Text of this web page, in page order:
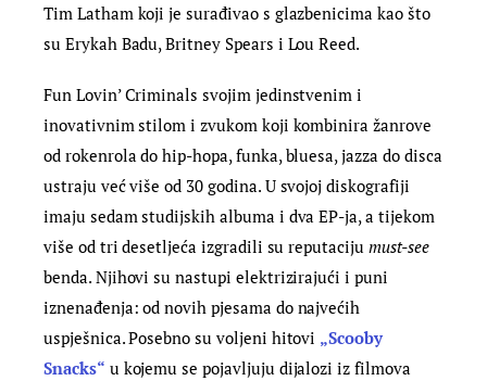
Tim Latham koji je surađivao s glazbenicima kao što
su Erykah Badu, Britney Spears i Lou Reed.
Fun Lovin’ Criminals svojim jedinstvenim i
inovativnim stilom i zvukom koji kombinira žanrove
od rokenrola do hip-hopa, funka, bluesa, jazza do disca
ustraju već više od 30 godina. U svojoj diskografiji
imaju sedam studijskih albuma i dva EP-ja, a tijekom
više od tri desetljeća izgradili su reputaciju must-see
benda. Njihovi su nastupi elektrizirajući i puni
iznenađenja: od novih pjesama do najvećih
uspješnica. Posebno su voljeni hitovi „Scooby
Snacks“ u kojemu se pojavljuju dijalozi iz filmova